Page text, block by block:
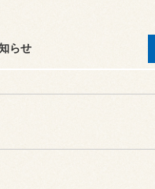
だきます☆ ６月のお休み
連休をいただき...
らせ